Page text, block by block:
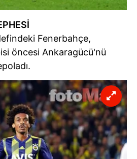
Fenerbahçe,
öncesi Ankaragücü'nü